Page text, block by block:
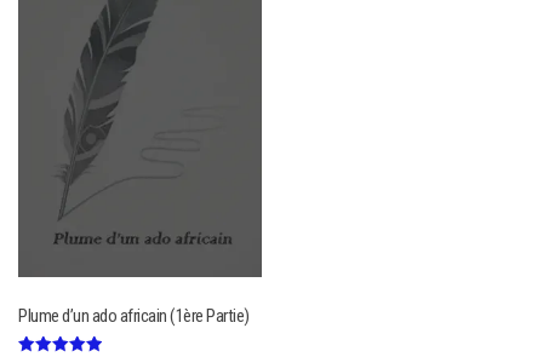
Plume d’un ado africain (1ère Partie)